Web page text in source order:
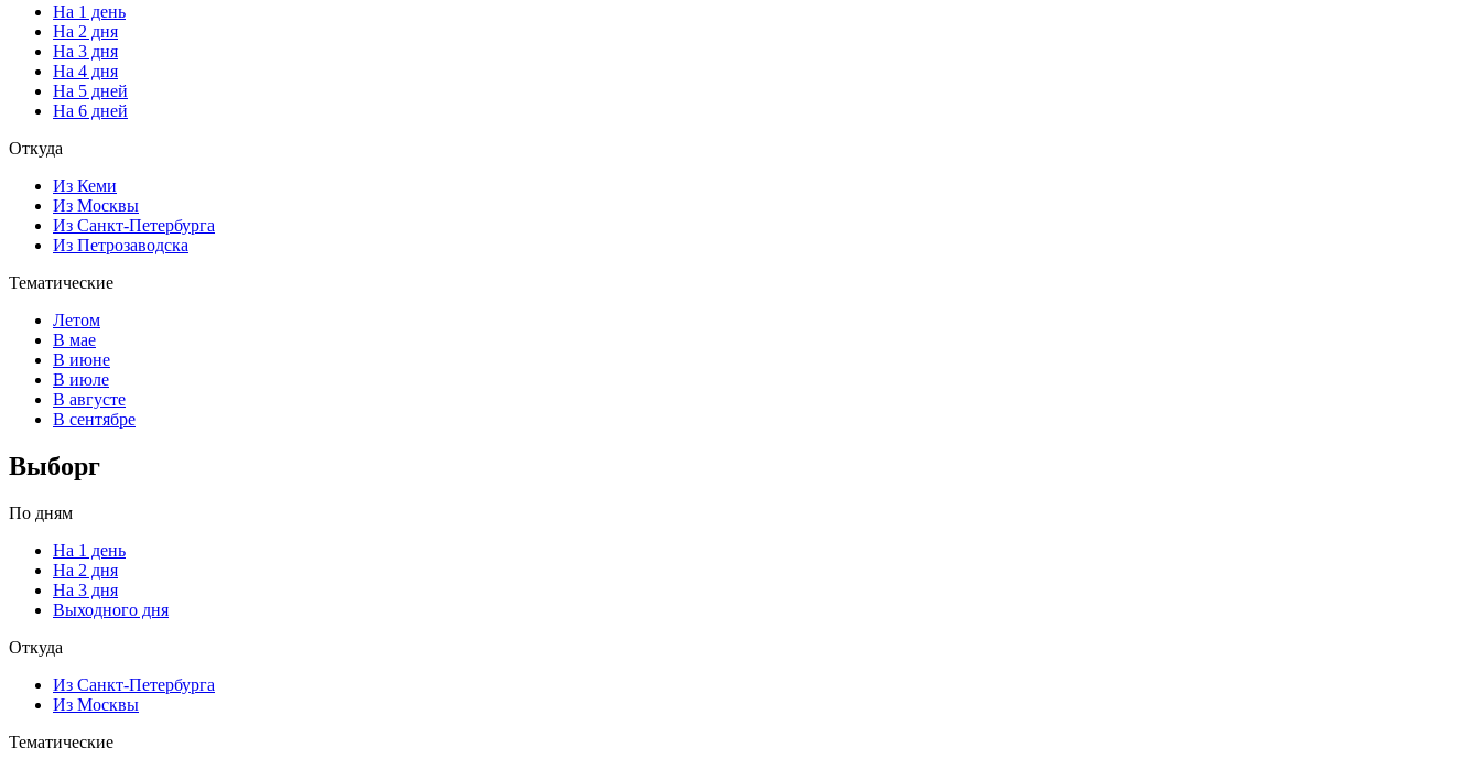
На 1 день
На 2 дня
На 3 дня
На 4 дня
На 5 дней
На 6 дней
Откуда
Из Кеми
Из Москвы
Из Санкт-Петербурга
Из Петрозаводска
Тематические
Летом
В мае
В июне
В июле
В августе
В сентябре
Выборг
По дням
На 1 день
На 2 дня
На 3 дня
Выходного дня
Откуда
Из Санкт-Петербурга
Из Москвы
Тематические